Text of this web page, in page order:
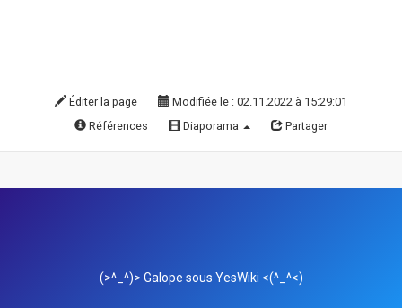
Éditer la page
Modifiée le : 02.11.2022 à 15:29:01
Références
Diaporama Partager
(>^_^)> Galope sous YesWiki <(^_^<)